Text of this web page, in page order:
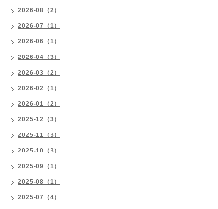
2026-08（2）
2026-07（1）
2026-06（1）
2026-04（3）
2026-03（2）
2026-02（1）
2026-01（2）
2025-12（3）
2025-11（3）
2025-10（3）
2025-09（1）
2025-08（1）
2025-07（4）